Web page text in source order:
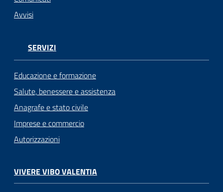
Avvisi
SERVIZI
Educazione e formazione
Salute, benessere e assistenza
Anagrafe e stato civile
Imprese e commercio
Autorizzazioni
VIVERE VIBO VALENTIA